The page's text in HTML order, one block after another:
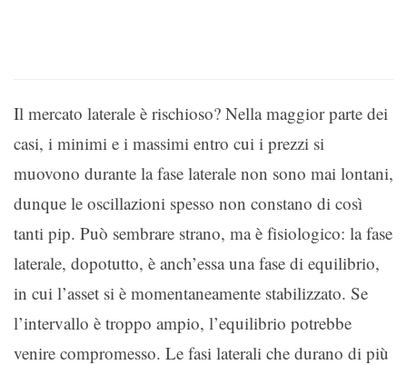
Il mercato laterale è rischioso? Nella maggior parte dei
casi, i minimi e i massimi entro cui i prezzi si
muovono durante la fase laterale non sono mai lontani,
dunque le oscillazioni spesso non constano di così
tanti pip. Può sembrare strano, ma è fisiologico: la fase
laterale, dopotutto, è anch’essa una fase di equilibrio,
in cui l’asset si è momentaneamente stabilizzato. Se
l’intervallo è troppo ampio, l’equilibrio potrebbe
venire compromesso. Le fasi laterali che durano di più